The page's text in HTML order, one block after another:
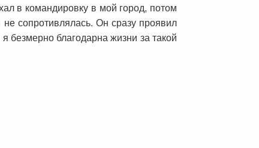
в командировку в мой город, потом
сопротивлялась. Он сразу проявил
безмерно благодарна жизни за такой